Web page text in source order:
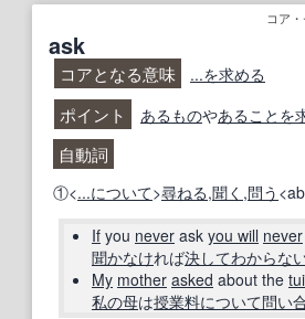
コア
ask
コアとなる意味 ...を求める
ポイント あるものやあること を
自動詞
①<...について>尋ねる,聞く ,問う
If you never ask you will never
聞かなければ決してわからな
My mother asked about the
私の母は授業料について問い